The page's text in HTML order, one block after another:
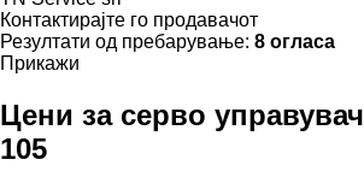
Контактирајте го продавачот
Резултати од пребарување: 8 огласа
Прикажи
Цени за серво
105